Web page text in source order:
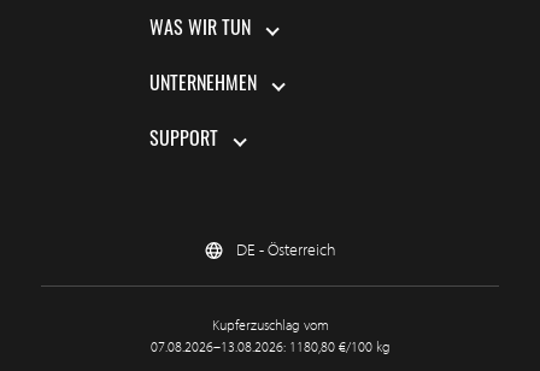
WAS WIR TUN
UNTERNEHMEN
SUPPORT
DE - Österreich
Kupferzuschlag vom
07.08.2026–13.08.2026: 1180,80 €/100 kg